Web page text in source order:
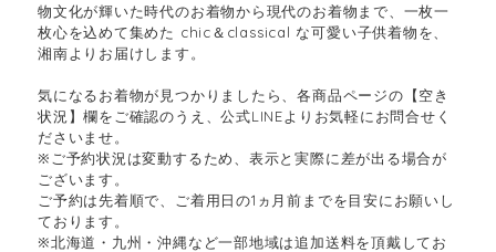
物文化が輝いた時代のお着物から現代のお着物まで、一枚一
枚心を込めて集めた chic＆classical な可愛い子供着物を、
湘南よりお届けします。
気になるお着物が見つかりましたら、各商品ページの【空き
状況】欄をご確認のうえ、公式LINEよりお気軽にお問合せく
ださいませ。
※ご予約状況は変動するため、表示と実際に差が出る場合が
ございます。
ご予約は先着順で、ご着用日の1ヵ月前までを目安にお願いし
ております。
※北海道・九州・沖縄など一部地域は追加送料を頂戴してお